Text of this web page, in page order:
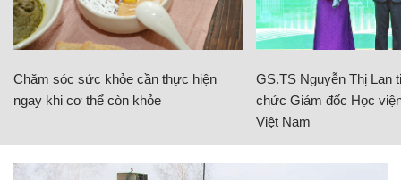
Chăm sóc sức khỏe cần thực hiện
ngay khi cơ thể còn khỏe
GS.TS Nguyễn Thị Lan
chức Giám đốc Học
Việt Nam